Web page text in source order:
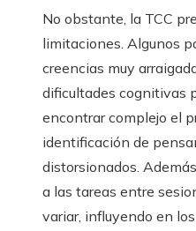
No obstante, la TCC
limitaciones. Algunos
creencias muy
dificultades cognitivas
encontrar complejo el
identificación de
distorsionados.
a las tareas entre
variar, influyendo en